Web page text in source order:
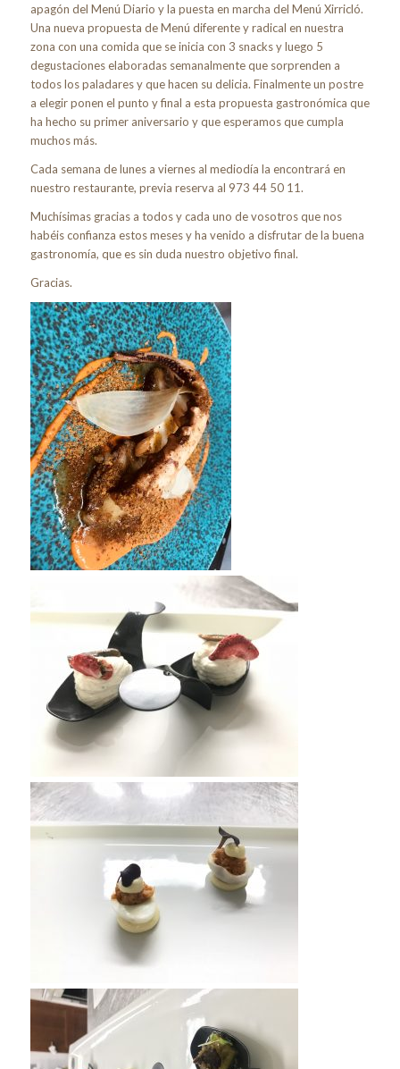
apagón del Menú Diario y la puesta en marcha del Menú Xirricló.
Una nueva propuesta de Menú diferente y radical en nuestra
zona con una comida que se inicia con 3 snacks y luego 5
degustaciones elaboradas semanalmente que sorprenden a
todos los paladares y que hacen su delicia. Finalmente un postre
a elegir ponen el punto y final a esta propuesta gastronómica que
ha hecho su primer aniversario y que esperamos que cumpla
muchos más.
Cada semana de lunes a viernes al mediodía la encontrará en
nuestro restaurante, previa reserva al 973 44 50 11.
Muchísimas gracias a todos y cada uno de vosotros que nos
habéis confianza estos meses y ha venido a disfrutar de la buena
gastronomía, que es sin duda nuestro objetivo final.
Gracias.